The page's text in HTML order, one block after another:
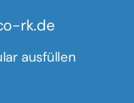
rk.de
ausfüllen